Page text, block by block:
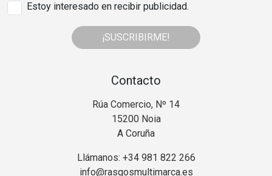
Estoy interesado en recibir publicidad.
¡SUSCRIBIRME!
Contacto
Rúa Comercio, Nº 14
15200 Noia
A Coruña
Llámanos: +34 981 822 266
info@rasgosmultimarca.es